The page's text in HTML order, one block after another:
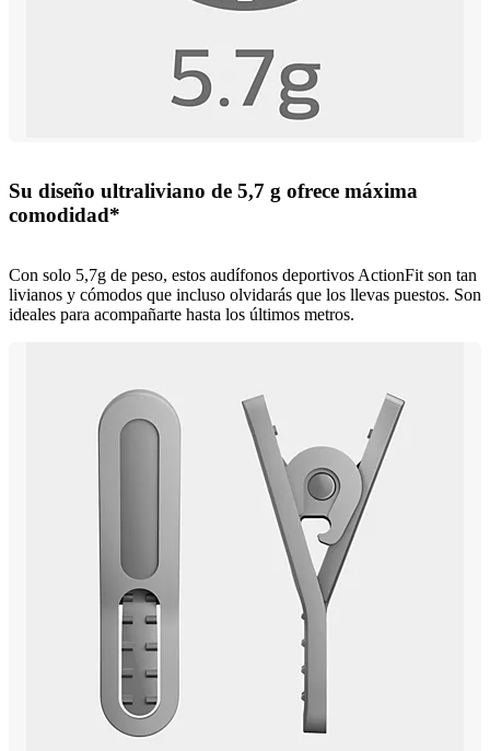
Su diseño ultraliviano de 5,7 g ofrece máxima
comodidad*
Con solo 5,7g de peso, estos audífonos deportivos ActionFit son tan
livianos y cómodos que incluso olvidarás que los llevas puestos. Son
ideales para acompañarte hasta los últimos metros.